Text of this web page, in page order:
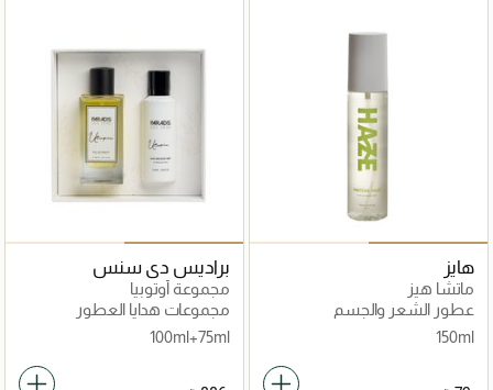
هايز
ماتشا هيز
عطور الشعر والجسم
150ml
براديس دي سنس
مجموعة أوتوبيا
مجموعات هدايا العطور
للجنسين
100ml+75ml